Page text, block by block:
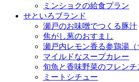
ミンショクの給食プラン
せといろブランド
瀬戸のお味噌でつくる豚汁
焦がし葱のおすまし
瀬戸内レモン香る参鶏湯（
マイルドなスープカレー
旬魚と香味野菜のフレンチ
ミートシチュー